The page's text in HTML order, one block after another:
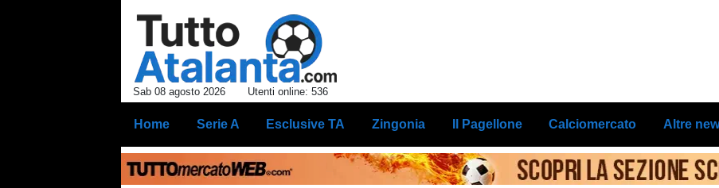
Sab 08 agosto 2026 Utenti online: 536
Home Serie A Esclusive TA Zingonia Il Pagellone Calciomercato Altre